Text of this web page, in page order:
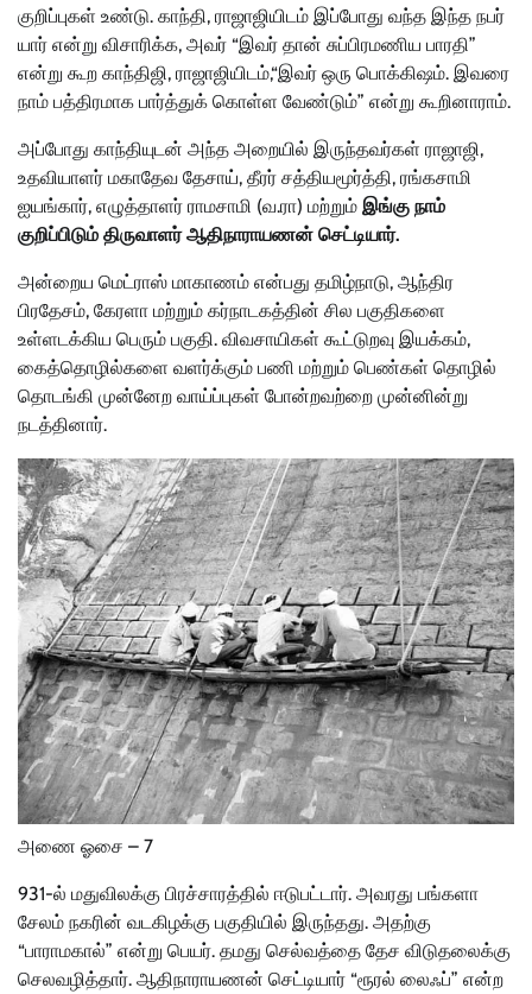
குறிப்புகள் உண்டு. காந்தி, ராஜாஜியிடம் இப்போது வந்த இந்த நபர்
யார் என்று விசாரிக்க, அவர் “இவர் தான் சுப்பிரமணிய பாரதி”
என்று கூற காந்திஜி, ராஜாஜியிடம்,“இவர் ஒரு பொக்கிஷம். இவரை
நாம் பத்திரமாக பார்த்துக் கொள்ள வேண்டும்” என்று கூறினாராம்.
அப்போது காந்தியுடன் அந்த அறையில் இருந்தவர்கள் ராஜாஜி,
உதவியாளர் மகாதேவ தேசாய், தீரர் சத்தியமூர்த்தி, ரங்கசாமி
ஐயங்கார், எழுத்தாளர் ராமசாமி (வ.ரா) மற்றும் இங்கு நாம்
குறிப்பிடும் திருவாளர் ஆதிநாராயணன் செட்டியார்.
அன்றைய மெட்ராஸ் மாகாணம் என்பது தமிழ்நாடு, ஆந்திர
பிரதேசம், கேரளா மற்றும் கர்நாடகத்தின் சில பகுதிகளை
உள்ளடக்கிய பெரும் பகுதி. விவசாயிகள் கூட்டுறவு இயக்கம்,
கைத்தொழில்களை வளர்க்கும் பணி மற்றும் பெண்கள் தொழில்
தொடங்கி முன்னேற வாய்ப்புகள் போன்றவற்றை முன்னின்று
நடத்தினார்.
அணை ஓசை – 7
931-ல் மதுவிலக்கு பிரச்சாரத்தில் ஈடுபட்டார். அவரது பங்களா
சேலம் நகரின் வடகிழக்கு பகுதியில் இருந்தது. அதற்கு
“பாராமகால்” என்று பெயர். தமது செல்வத்தை தேச விடுதலைக்கு
செலவழித்தார். ஆதிநாராயணன் செட்டியார் “ரூரல் லைஃப்” என்ற